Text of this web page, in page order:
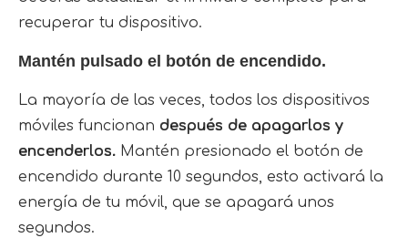
recuperar tu dispositivo.
Mantén pulsado el botón de encendido.
La mayoría de las veces, todos los dispositivos
móviles funcionan después de apagarlos y
encenderlos. Mantén presionado el botón de
encendido durante 10 segundos, esto activará la
energía de tu móvil, que se apagará unos
segundos.